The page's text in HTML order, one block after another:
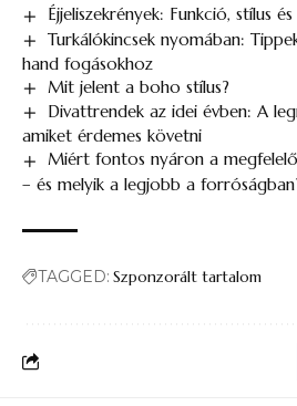
Éjjeliszekrények: Funkció, stílus
Turkálókincsek nyomában:
hand fogásokhoz
Mit jelent a boho stílus?
Divattrendek az idei évben: A
amiket érdemes követni
Miért fontos nyáron a megfelelő
– és melyik a legjobb a
TAGGED: Szponzorált tartalom